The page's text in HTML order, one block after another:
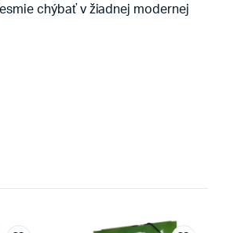
chýbať v žiadnej modernej